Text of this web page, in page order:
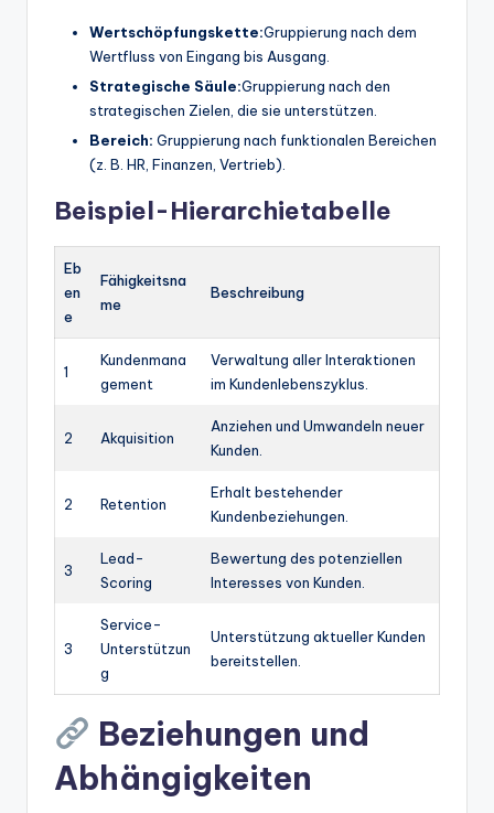
Wertschöpfungskette:Gruppierung nach dem
Wertfluss von Eingang bis Ausgang.
Strategische Säule:Gruppierung nach den
strategischen Zielen, die sie unterstützen.
Bereich: Gruppierung nach funktionalen Bereichen
(z. B. HR, Finanzen, Vertrieb).
Beispiel-Hierarchietabelle
Eb
en
e
Fähigkeitsna
me
Beschreibung
1
Kundenmana
gement
Verwaltung aller Interaktionen
im Kundenlebenszyklus.
2 Akquisition
Anziehen und Umwandeln neuer
Kunden.
2 Retention
Erhalt bestehender
Kundenbeziehungen.
3
Lead-
Scoring
Bewertung des potenziellen
Interesses von Kunden.
3
Service-
Unterstützun
g
Unterstützung aktueller Kunden
bereitstellen.
Beziehungen und
Abhängigkeiten